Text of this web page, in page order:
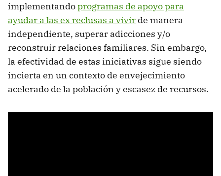
implementandoprogramas de apoyo para
ayudar a las ex reclusas a vivir de manera
independiente, superar adicciones y/o
reconstruir relaciones familiares. Sin embargo,
la efectividad de estas iniciativas sigue siendo
incierta en un contexto de envejecimiento
acelerado de la población y escasez de recursos.